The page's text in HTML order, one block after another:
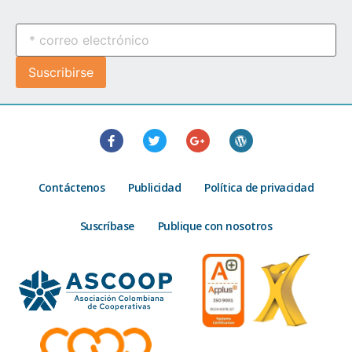
Contáctenos Publicidad Política de privacidad
Suscríbase Publique con nosotros